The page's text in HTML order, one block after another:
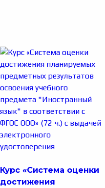
Курс «Система оценки
достижения